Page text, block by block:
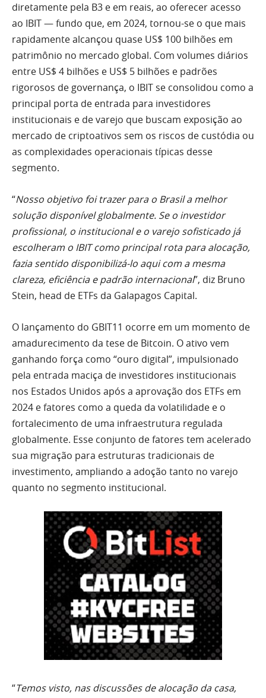
diretamente pela B3 e em reais, ao oferecer acesso
ao IBIT — fundo que, em 2024, tornou-se o que mais
rapidamente alcançou quase US$ 100 bilhões em
patrimônio no mercado global. Com volumes diários
entre US$ 4 bilhões e US$ 5 bilhões e padrões
rigorosos de governança, o IBIT se consolidou como a
principal porta de entrada para investidores
institucionais e de varejo que buscam exposição ao
mercado de criptoativos sem os riscos de custódia ou
as complexidades operacionais típicas desse
segmento.
“Nosso objetivo foi trazer para o Brasil a melhor
solução disponível globalmente. Se o investidor
profissional, o institucional e o varejo sofisticado já
escolheram o IBIT como principal rota para alocação,
fazia sentido disponibilizá-lo aqui com a mesma
clareza, eficiência e padrão internacional”, diz Bruno
Stein, head de ETFs da Galapagos Capital.
O lançamento do GBIT11 ocorre em um momento de
amadurecimento da tese de Bitcoin. O ativo vem
ganhando força como “ouro digital”, impulsionado
pela entrada maciça de investidores institucionais
nos Estados Unidos após a aprovação dos ETFs em
2024 e fatores como a queda da volatilidade e o
fortalecimento de uma infraestrutura regulada
globalmente. Esse conjunto de fatores tem acelerado
sua migração para estruturas tradicionais de
investimento, ampliando a adoção tanto no varejo
quanto no segmento institucional.
“Temos visto, nas discussões de alocação da casa,